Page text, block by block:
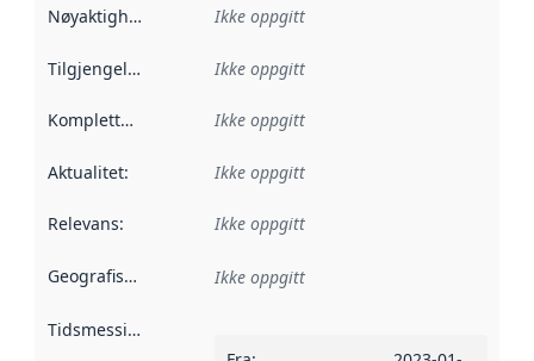
Nøyaktighet Ikke oppgitt
Tilgjengelighet Ikke oppgitt
Kompletthet Ikke oppgitt
Aktualitet: Ikke oppgitt
Relevans: Ikke oppgitt
Geografisk avgrensning :
Ikke oppgitt
Tidsmessig avgrensning